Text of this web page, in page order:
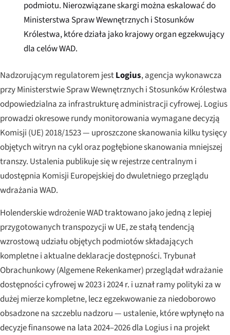
podmiotu. Nierozwiązane skargi można eskalować do
Ministerstwa Spraw Wewnętrznych i Stosunków
Królestwa, które działa jako krajowy organ egzekwujący
dla celów WAD.
Nadzorującym regulatorem jestLogius, agencja wykonawcza
przy Ministerstwie Spraw Wewnętrznych i Stosunków Królestwa
odpowiedzialna za infrastrukturę administracji cyfrowej. Logius
prowadzi okresowe rundy monitorowania wymagane decyzją
Komisji (UE) 2018/1523 — uproszczone skanowania kilku tysięcy
objętych witryn na cykl oraz pogłębione skanowania mniejszej
transzy. Ustalenia publikuje się w rejestrze centralnym i
udostępnia Komisji Europejskiej do dwuletniego przeglądu
wdrażania WAD.
Holenderskie wdrożenie WAD traktowano jako jedną z lepiej
przygotowanych transpozycji w UE, ze stałą tendencją
wzrostową udziału objętych podmiotów składających
kompletne i aktualne deklaracje dostępności. Trybunał
Obrachunkowy (Algemene Rekenkamer) przeglądał wdrażanie
dostępności cyfrowej w 2023 i 2024 r. i uznał ramy polityki za w
dużej mierze kompletne, lecz egzekwowanie za niedoborowo
obsadzone na szczeblu nadzoru — ustalenie, które wpłynęło na
decyzje finansowe na lata 2024–2026 dla Logius i na projekt